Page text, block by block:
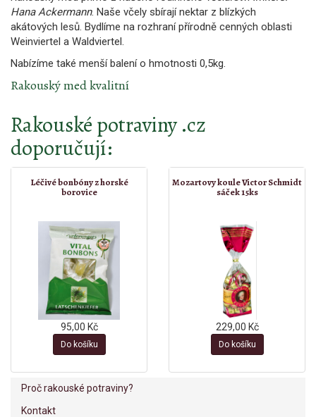
Hana Ackermann. Naše včely sbírají nektar z blízkých
akátových lesů. Bydlíme na rozhraní přírodně cenných oblasti
Weinviertel a Waldviertel.
Nabízíme také menší balení o hmotnosti 0,5kg.
Rakouský med kvalitní
Rakouské potraviny .cz
doporučují:
Léčivé bonbóny z horské
borovice
95,00 Kč
Do košíku
Mozartovy koule Victor Schmidt
sáček 15ks
229,00 Kč
Do košíku
Proč rakouské potraviny?
Kontakt